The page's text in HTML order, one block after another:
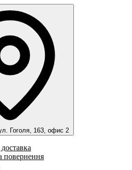
Гоголя, 163, офис 2
повернення